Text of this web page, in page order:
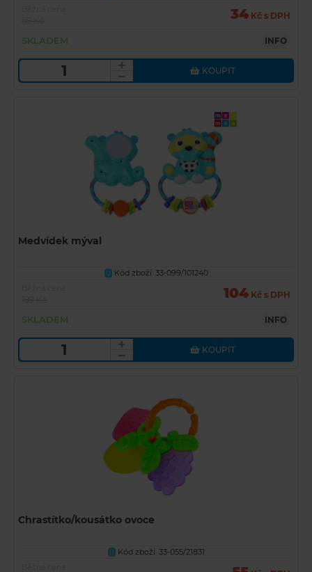
34 Kč s DPH
SKLADEM INFO
KOUPIT
Medvídek mýval
U Kód zboží: 33-099/101240
104 Kč s DPH
SKLADEM INFO
KOUPIT
Chrastítko/kousátko ovoce
U Kód zboží: 33-055/21831